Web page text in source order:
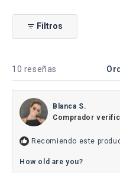
seleccionada
Filtros
10 reseñas
Blanca S.
Comprador
Recomiendo este
How old are you?